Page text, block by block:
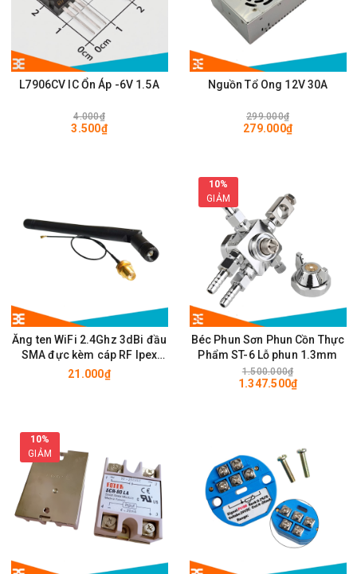
L7906CV IC Ổn Áp -6V 1.5A
4.000₫
3.500₫
Nguồn Tổ Ong 12V 30A
299.000₫
279.000₫
Ăng ten WiFi 2.4Ghz 3dBi đầu
SMA đực kèm cáp RF Ipex
10cm
21.000₫
10%
GIẢM
Béc Phun Sơn Phun Cồn Thực
Phẩm ST-6 Lỗ phun 1.3mm
1.500.000₫
1.347.500₫
10%
GIẢM